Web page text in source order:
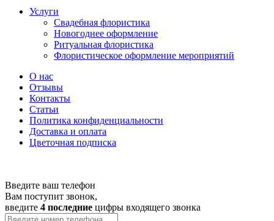
Услуги
Свадебная флористика
Новогоднее оформление
Ритуальная флористика
Флористическое оформление мероприятий
О нас
Отзывы
Контакты
Статьи
Политика конфиденциальности
Доставка и оплата
Цветочная подписка
Введите ваш телефон
Вам поступит звонок,
введите 4 последние цифры входящего звонка